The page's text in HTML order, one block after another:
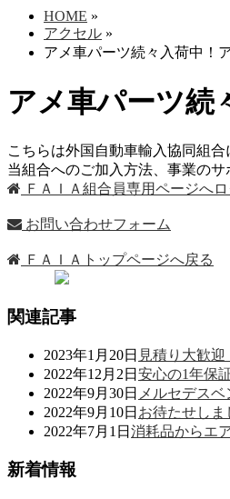
HOME »
アクセル »
アメ車パーツ続々入荷中！
アメ車パーツ続
こちらは外国自動車輸入協同組
当組合へのご加入方法、事業の
ＦＡＩＡ組合員専用ページへ
お問い合わせフォーム
ＦＡＩＡトップページへ戻る
関連記事
2023年1月20日 見積り大歓
2022年12月2日 安心の1年保
2022年9月30日 メルセデス
2022年9月10日 お待たせしま
2022年7月1日 消耗品からエ
新着情報